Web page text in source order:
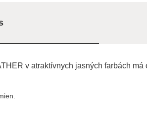
v atraktívnych jasných farbách